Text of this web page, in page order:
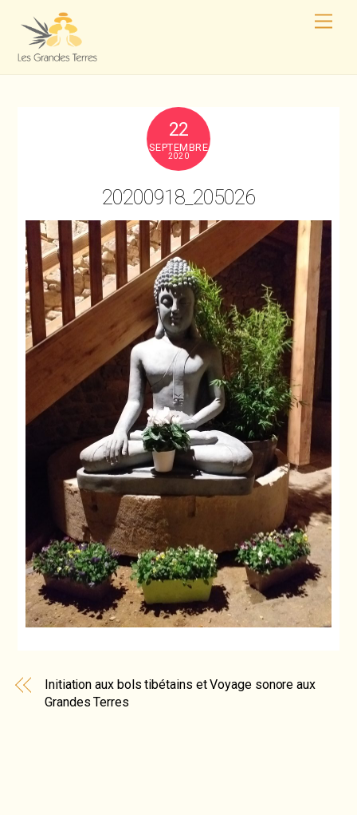
22
SEPTEMBRE
2020
20200918_205026
Initiation aux bols tibétains et Voyage sonore aux
Grandes Terres